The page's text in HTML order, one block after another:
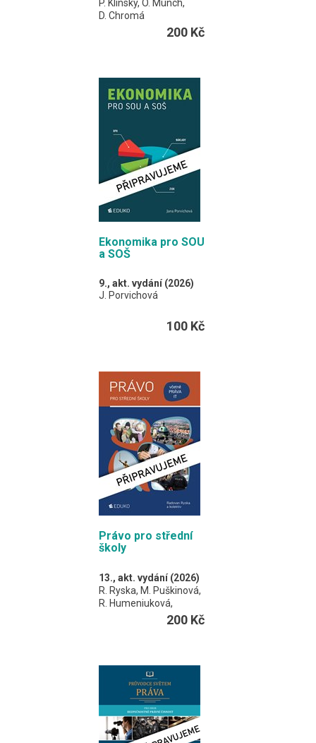
P. Klínský, O. Münch,
D. Chromá
zaměření.
Slouží zároveň jako
cvičebnice, v každé
otázky a úkoly.
A4 / 164 stran
200 Kč
Ekonomika pro SOU
a SOŠ
9., akt. vydání (2026)
J. Porvichová
Učebnice vhodná
především pro tříleté
100 Kč
Právo pro střední
školy
13., akt. vydání (2026)
R. Ryska, M. Puškinová,
R. Humeniuková,
středních škol
s časovou dotací 2–4
hodiny výuky práva
v rámci studia.
A4 / 128 stran
200 Kč